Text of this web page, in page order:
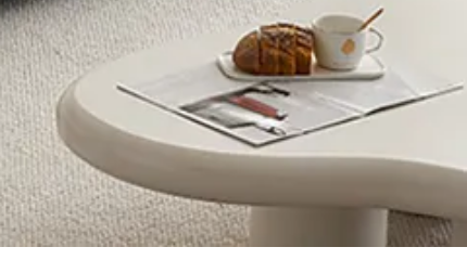
5〜6人掛け】シー
5〜6人掛け】シー
掛け】シープボア